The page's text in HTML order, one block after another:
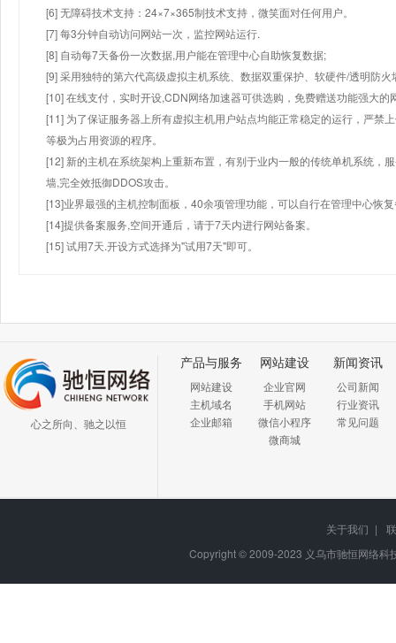
[6] 无障碍技术支持：24×7×365制技术支持，微笑面对任何用户。
[7] 每3分钟自动访问网站一次，监控网站运行.
[8] 自动每7天备份一次数据,用户能在管理中心自助恢复数据;
[9] 采用独特的第六代高级虚拟主机系统、数据双重保护、软硬件/透明防火
[10] 在线支付，实时开设,CDN网络加速器可供选购，免费赠送功能强大
[11] 为了保证服务器上所有虚拟主机用户站点均能正常稳定的运行，严禁
等极为占用资源的程序。
[12] 新的主机在系统架构上重新布置，有别于业内一般的传统单机系统，
墙,完全效抵御DDOS攻击。
[13]业界最强的主机控制面板，40余项管理功能，可以自行在管理中心恢
[14]提供备案服务,空间开通后，请于7天内进行网站备案。
[15] 试用7天.开设方式选择为"试用7天"即可。
心之所向、驰之以恒
产品与服务
网站建设
主机域名
企业邮箱
网站建设
企业官网
手机网站
微信小程序
微商城
新闻资讯
公司新闻
行业资讯
常见问题
关于我们 |
Copyright © 2009-2023 义乌市驰恒网络科